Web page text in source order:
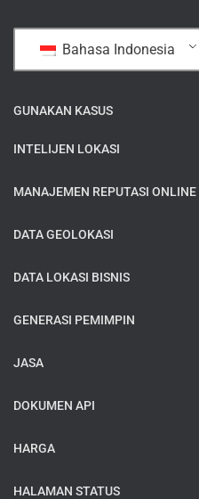
Bahasa Indonesia
GUNAKAN KASUS
INTELIJEN LOKASI
MANAJEMEN REPUTASI ONLINE
DATA GEOLOKASI
DATA LOKASI BISNIS
GENERASI PEMIMPIN
JASA
DOKUMEN API
HARGA
HALAMAN STATUS